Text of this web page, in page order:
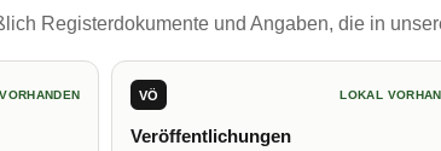
Registerdokumente und Angaben, die in
VÖ LOKAL
Veröffentlichungen